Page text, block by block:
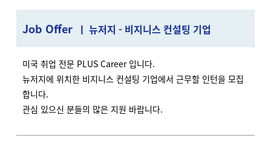
Job Offer ㅣ 뉴저지 - 비지니스 컨설팅 기업
미국 취업 전문 PLUS Career 입니다.
뉴저지에 위치한 비지니스 컨설팅 기업에서 근무할 인턴을 모집
합니다.
관심 있으신 분들의 많은 지원 바랍니다.